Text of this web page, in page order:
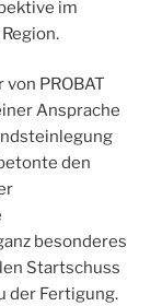
im
PROBAT
Ansprache
den
besonderes
Startschuss
der Fertigung.